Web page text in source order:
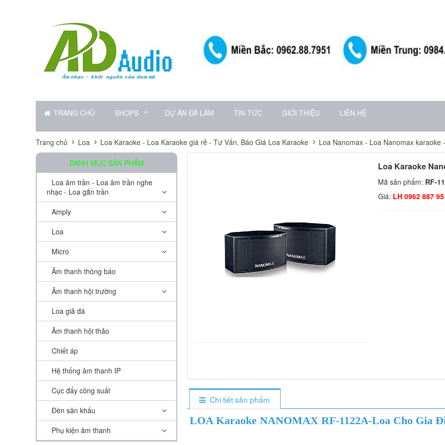
TRANG CHỦ SHOPS DỰ ÁN ĐÃ LÀM TIN TỨC GIỚI THIỆU LIÊN HỆ
Trang chủ Loa Loa Karaoke - Loa Karaoke giá rẻ - Tư Vấn, Báo Giá Loa Karaoke Loa Nanomax - Loa Nanomax karaoke
Loa Karaoke
Mã sản phẩm: RF-
Giá: LH 0962 887
Chi tiết sản phẩm
LOA Karaoke NANOMAX RF-1122A-Loa Cho Gia
DANH MỤC SẢN PHẨM
Loa âm trần - Loa âm trần nghe
nhạc - Loa gắn trần
Amply
Loa
Micro
Âm thanh thông báo
Âm thanh hội trường
Loa giả đá
Âm thanh hội thảo
Chiết áp
Hệ thống âm thanh IP
Cục đẩy công suất
Đèn sân khấu
Phụ kiện âm thanh